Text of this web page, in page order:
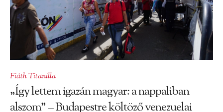
Fiáth Titanilla
„Így lettem igazán magyar: a nappaliban
alszom” – Budapestre költöző venezuelai